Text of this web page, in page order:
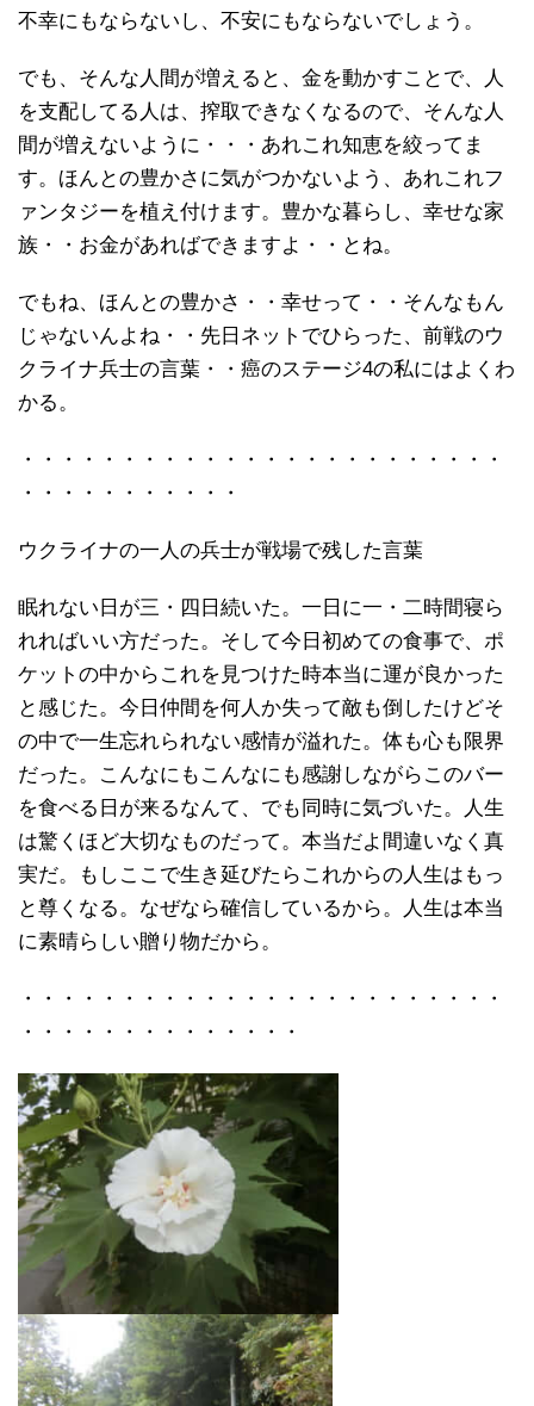
不幸にもならないし、不安にもならないでしょう。
でも、そんな人間が増えると、金を動かすことで、人
を支配してる人は、搾取できなくなるので、そんな人
間が増えないように・・・あれこれ知恵を絞ってま
す。ほんとの豊かさに気がつかないよう、あれこれフ
ァンタジーを植え付けます。豊かな暮らし、幸せな家
族・・お金があればできますよ・・とね。
でもね、ほんとの豊かさ・・幸せって・・そんなもん
じゃないんよね・・先日ネットでひらった、前戦のウ
クライナ兵士の言葉・・癌のステージ4の私にはよくわ
かる。
・・・・・・・・・・・・・・・・・・・・・・・・
・・・・・・・・・・・
ウクライナの一人の兵士が戦場で残した言葉
眠れない日が三・四日続いた。一日に一・二時間寝ら
れればいい方だった。そして今日初めての食事で、ポ
ケットの中からこれを見つけた時本当に運が良かった
と感じた。今日仲間を何人か失って敵も倒したけどそ
の中で一生忘れられない感情が溢れた。体も心も限界
だった。こんなにもこんなにも感謝しながらこのバー
を食べる日が来るなんて、でも同時に気づいた。人生
は驚くほど大切なものだって。本当だよ間違いなく真
実だ。もしここで生き延びたらこれからの人生はもっ
と尊くなる。なぜなら確信しているから。人生は本当
に素晴らしい贈り物だから。
・・・・・・・・・・・・・・・・・・・・・・・・
・・・・・・・・・・・・・・